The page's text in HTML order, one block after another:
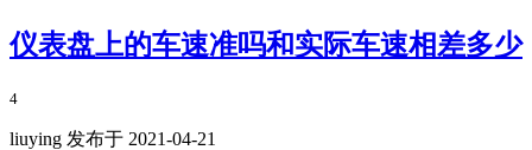
仪表盘上的车速准吗和实际车速相差多少
4
liuying 发布于 2021-04-21